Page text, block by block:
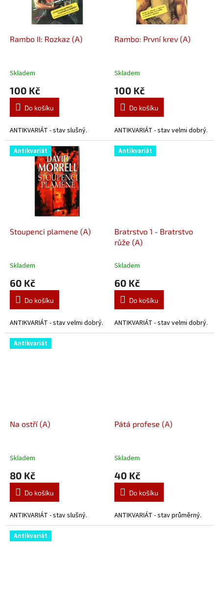
Rambo II: Rozkaz (A)
Skladem
100 Kč
Do košíku
ANTIKVARIÁT - stav slušný.
Rambo: První krev (A)
Skladem
100 Kč
Do košíku
ANTIKVARIÁT - stav velmi dobrý.
Antikvariát
Stoupenci plamene (A)
Skladem
60 Kč
Do košíku
ANTIKVARIÁT - stav velmi dobrý.
Antikvariát
Bratrstvo 1 - Bratrstvo
růže (A)
Skladem
60 Kč
Do košíku
ANTIKVARIÁT - stav velmi dobrý.
Antikvariát
Na ostří (A)
Skladem
80 Kč
Do košíku
ANTIKVARIÁT - stav slušný.
Pátá profese (A)
Skladem
40 Kč
Do košíku
ANTIKVARIÁT - stav průměrný.
Antikvariát